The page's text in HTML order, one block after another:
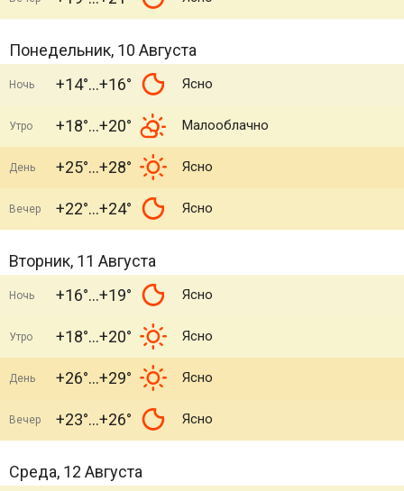
Понедельник, 10 Августа
Ночь +14° +16° Ясно
Утро +18° +20° Малооблачно
День +25° +28° Ясно
Вечер +22° +24° Ясно
Вторник, 11 Августа
Ночь +16° +19° Ясно
Утро +18° +20° Ясно
День +26° +29° Ясно
Вечер +23° +26° Ясно
Среда, 12 Августа